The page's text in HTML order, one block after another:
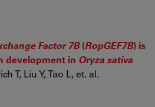
Factor 7B(RopGEF7B) is
development in Oryza sativa
T, Liu Y, Tao L, et. al.